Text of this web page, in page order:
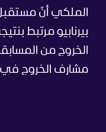
الملكي أنّ
بيرنابيو مرتبط
الخروج من
مشارف الخروج في